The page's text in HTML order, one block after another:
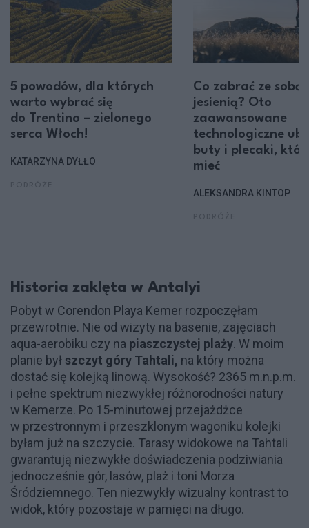
5 powodów, dla których
warto wybrać się
do Trentino – zielonego
serca Włoch!
KATARZYNA DYŁŁO
Co zabrać ze sobą
jesienią? Oto
zaawansowane
technologiczne
buty i plecaki,
mieć
ALEKSANDRA KINTOP
Historia zaklęta w Antalyi
Pobyt w Corendon Playa Kemer rozpoczęłam
przewrotnie. Nie od wizyty na basenie, zajęciach
aqua-aerobiku czy na piaszczystej plaży. W moim
planie był szczyt góry Tahtali, na który można
dostać się kolejką linową. Wysokość? 2365 m.n.p.m.
i pełne spektrum niezwykłej różnorodności natury
w Kemerze. Po 15-minutowej przejażdżce
w przestronnym i przeszklonym wagoniku kolejki
byłam już na szczycie. Tarasy widokowe na Tahtali
gwarantują niezwykłe doświadczenia podziwiania
jednocześnie gór, lasów, plaż i toni Morza
Śródziemnego. Ten niezwykły wizualny kontrast to
widok, który pozostaje w pamięci na długo.